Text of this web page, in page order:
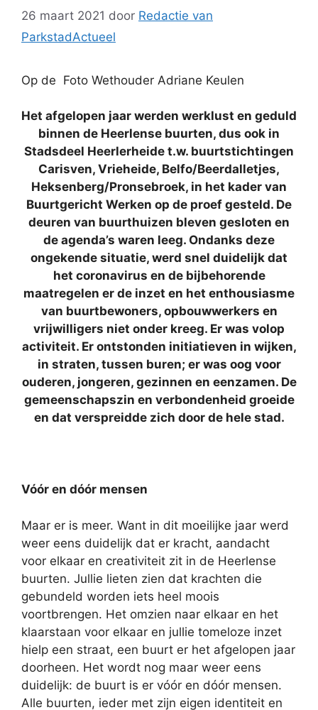
26 maart 2021 door Redactie van
ParkstadActueel
Op de Foto Wethouder Adriane Keulen
Het afgelopen jaar werden werklust en geduld
binnen de Heerlense buurten, dus ook in
Stadsdeel Heerlerheide t.w. buurtstichtingen
Carisven, Vrieheide, Belfo/Beerdalletjes,
Heksenberg/Pronsebroek, in het kader van
Buurtgericht Werken op de proef gesteld. De
deuren van buurthuizen bleven gesloten en
de agenda’s waren leeg. Ondanks deze
ongekende situatie, werd snel duidelijk dat
het coronavirus en de bijbehorende
maatregelen er de inzet en het enthousiasme
van buurtbewoners, opbouwwerkers en
vrijwilligers niet onder kreeg. Er was volop
activiteit. Er ontstonden initiatieven in wijken,
in straten, tussen buren; er was oog voor
ouderen, jongeren, gezinnen en eenzamen. De
gemeenschapszin en verbondenheid groeide
en dat verspreidde zich door de hele stad.
Vóór en dóór mensen
Maar er is meer. Want in dit moeilijke jaar werd
weer eens duidelijk dat er kracht, aandacht
voor elkaar en creativiteit zit in de Heerlense
buurten. Jullie lieten zien dat krachten die
gebundeld worden iets heel moois
voortbrengen. Het omzien naar elkaar en het
klaarstaan voor elkaar en jullie tomeloze inzet
hielp een straat, een buurt er het afgelopen jaar
doorheen. Het wordt nog maar weer eens
duidelijk: de buurt is er vóór en dóór mensen.
Alle buurten, ieder met zijn eigen identiteit en